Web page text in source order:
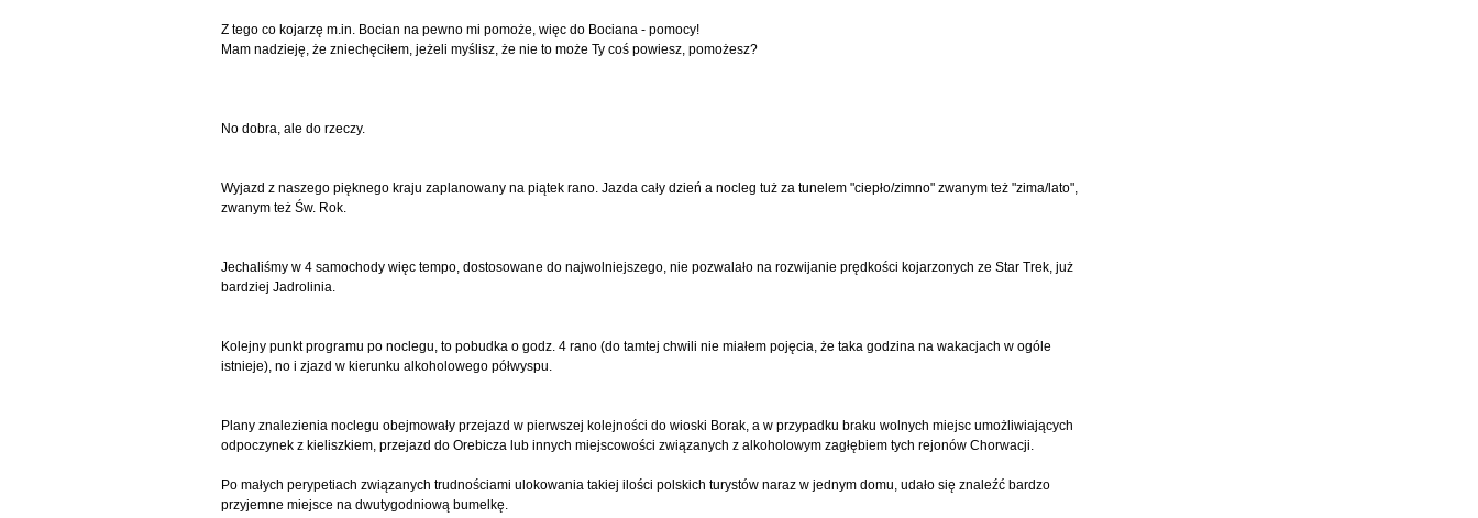
Z tego co kojarzę m.in. Bocian na pewno mi pomoże, więc do Bociana - pomocy!
Mam nadzieję, że zniechęciłem, jeżeli myślisz, że nie to może Ty coś powiesz, pomożesz?
No dobra, ale do rzeczy.
Wyjazd z naszego pięknego kraju zaplanowany na piątek rano. Jazda cały dzień a nocleg tuż za tunelem "ciepło/zimno" zwanym też "zima/lato",
zwanym też Św. Rok.
Jechaliśmy w 4 samochody więc tempo, dostosowane do najwolniejszego, nie pozwalało na rozwijanie prędkości kojarzonych ze Star Trek, już
bardziej Jadrolinia.
Kolejny punkt programu po noclegu, to pobudka o godz. 4 rano (do tamtej chwili nie miałem pojęcia, że taka godzina na wakacjach w ogóle
istnieje), no i zjazd w kierunku alkoholowego półwyspu.
Plany znalezienia noclegu obejmowały przejazd w pierwszej kolejności do wioski Borak, a w przypadku braku wolnych miejsc umożliwiających
odpoczynek z kieliszkiem, przejazd do Orebicza lub innych miejscowości związanych z alkoholowym zagłębiem tych rejonów Chorwacji.
Po małych perypetiach związanych trudnościami ulokowania takiej ilości polskich turystów naraz w jednym domu, udało się znaleźć bardzo
przyjemne miejsce na dwutygodniową bumelkę.